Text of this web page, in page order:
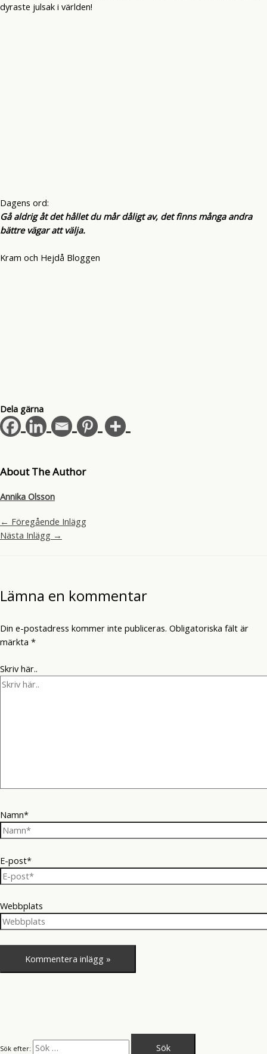
dyraste julsak i världen!
Dagens ord:
Gå aldrig åt det hållet du mår dåligt av, det finns många andra
bättre vägar att välja.
Kram och Hejdå Bloggen
Dela gärna
About The Author
Annika Olsson
← Föregående Inlägg
Nästa Inlägg →
Lämna en kommentar
Din e-postadress kommer inte publiceras. Obligatoriska fält är
märkta *
Skriv här..
Namn*
E-post*
Webbplats
Sök efter: